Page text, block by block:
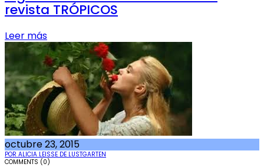
revista TRÓPICOS
Leer más
octubre 23, 2015
POR ALICIA LEISSE DE LUSTGARTEN
COMMENTS (0)